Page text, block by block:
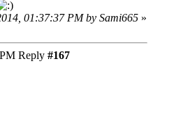
01:37:37 PM by Sami665 »
Reply #167